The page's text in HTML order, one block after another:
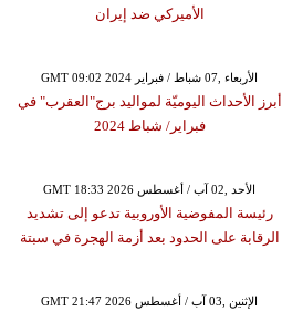
الأميركي ضد إيران
GMT 09:02 2024 الأربعاء ,07 شباط / فبراير
أبرز الأحداث اليوميّة لمواليد برج"العقرب" في
فبراير/ شباط 2024
GMT 18:33 2026 الأحد ,02 آب / أغسطس
رئيسة المفوضية الأوروبية تدعو إلى تشديد
الرقابة على الحدود بعد أزمة الهجرة في سبتة
GMT 21:47 2026 الإثنين ,03 آب / أغسطس